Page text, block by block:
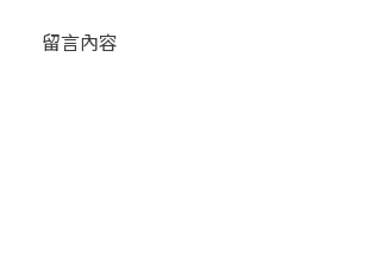
留言內容